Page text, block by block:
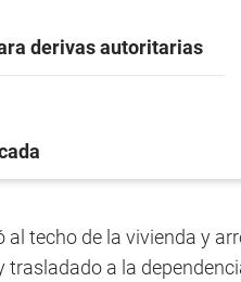
derivas autoritarias
techo de la vivienda y
trasladado a la